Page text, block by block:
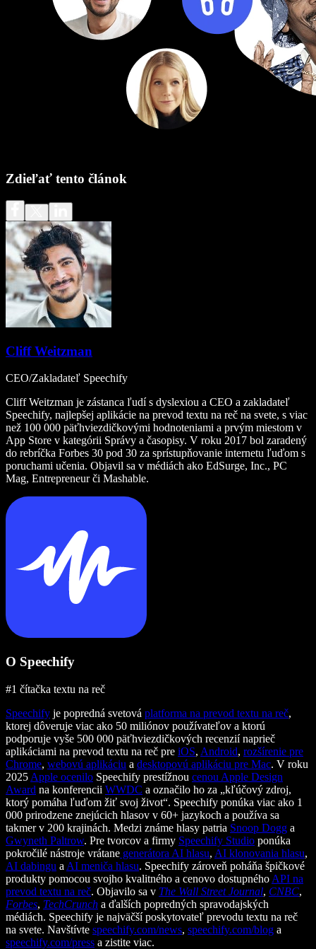
Zdieľať tento článok
Cliff Weitzman
CEO/Zakladateľ Speechify
Cliff Weitzman je zástanca ľudí s dyslexiou a CEO a zakladateľ
Speechify, najlepšej aplikácie na prevod textu na reč na svete, s viac
než 100 000 päťhviezdičkovými hodnoteniami a prvým miestom v
App Store v kategórii Správy a časopisy. V roku 2017 bol zaradený
do rebríčka Forbes 30 pod 30 za sprístupňovanie internetu ľuďom s
poruchami učenia. Objavil sa v médiách ako EdSurge, Inc., PC
Mag, Entrepreneur či Mashable.
O Speechify
#1 čítačka textu na reč
Speechify je popredná svetová platforma na prevod textu na reč,
ktorej dôveruje viac ako 50 miliónov používateľov a ktorú
podporuje vyše 500 000 päťhviezdičkových recenzií naprieč
aplikáciami na prevod textu na reč pre iOS, Android, rozšírenie pre
Chrome, webovú aplikáciu a desktopovú aplikáciu pre Mac. V roku
2025 Apple ocenilo Speechify prestížnou cenou Apple Design
Award na konferencii WWDC a označilo ho za „kľúčový zdroj,
ktorý pomáha ľuďom žiť svoj život“. Speechify ponúka viac ako 1
000 prirodzene znejúcich hlasov v 60+ jazykoch a používa sa
takmer v 200 krajinách. Medzi známe hlasy patria Snoop Dogg a
Gwyneth Paltrow. Pre tvorcov a firmy Speechify Studio ponúka
pokročilé nástroje vrátane generátora AI hlasu, AI klonovania hlasu,
AI dabingu a AI meniča hlasu. Speechify zároveň poháňa špičkové
produkty pomocou svojho kvalitného a cenovo dostupného API na
prevod textu na reč. Objavilo sa v The Wall Street Journal, CNBC,
Forbes, TechCrunch a ďalších popredných spravodajských
médiách. Speechify je najväčší poskytovateľ prevodu textu na reč
na svete. Navštívte speechify.com/news, speechify.com/blog a
speechify.com/press a zistite viac.